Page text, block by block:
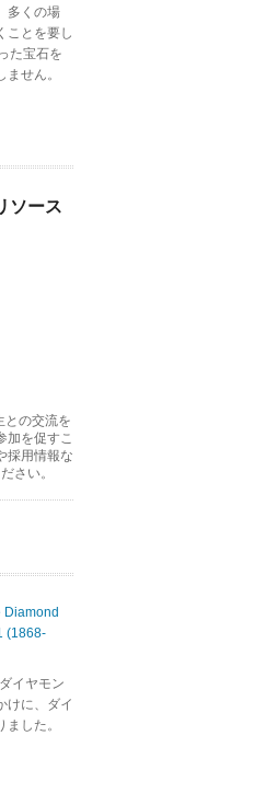
多くの場
ことを要し
た宝石を
せん。
ソース
との交流を
加を促すこ
採用情報な
さい。
Diamond
(1868-
イヤモン
けに、ダイ
した。